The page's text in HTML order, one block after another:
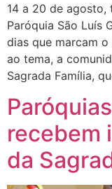
14 a 20 de agosto,
Paróquia São Luís
dias que marcam
ao tema, a
Sagrada Família,
recebem
da